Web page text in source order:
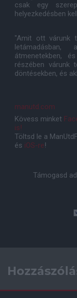
csak egy
helyezkedésben
"Amit ott várunk
átmenetekben,
részében várunk
döntésekben, és
manutd.com
Kövess minket
is!
Töltsd le a
és iOS-re!
Támogasd